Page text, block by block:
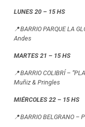
LUNES 20 – 15 HS
📍BARRIO PARQUE LA
Andes
MARTES 21 – 15 HS
📍BARRIO COLIBRÍ –
Muñiz & Pringles
MIÉRCOLES 22 – 15 HS
📍BARRIO BELGRANO –